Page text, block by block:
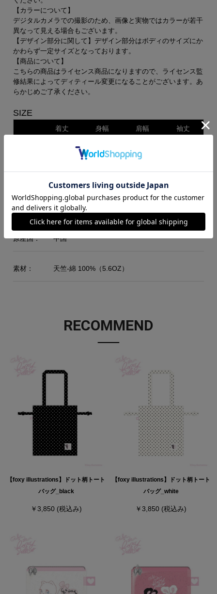
【カラーについて】
デジタルカメラでの撮影のため、画像と実物ではカラーが若干
異なって見える場合もございます。
【デザイン部分に関して】デザイン部分はボディのサイズにか
かわらず一定サイズとなっております。
【商品について】
こちらの商品はライセンス商品になりますので、ライセンス監
修結果によってディティール変更になることがございます。あ
らかじめご了承ください。
SIZE
着丈 身幅 肩幅 袖丈
55
73 61 58
XL 77
原産国： 中国
素材： 天竺-綿 100%（5.6OZ）
RECOMMEND
【foxy illustrations】ドット柄トート
バッグ_black
￥3,850 (税込み)
【foxy illustrations】ドット柄トート
バッグ_white
￥3,850 (税込み)